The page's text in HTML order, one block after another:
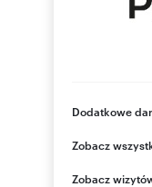
Dodatkowe
Kraków
PL
Zobacz
Zobacz